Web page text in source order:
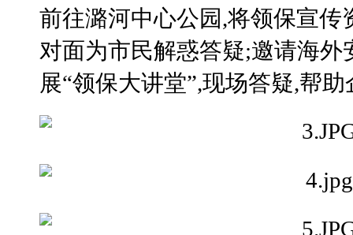
前往潞河中心公园,将领保宣传
对面为市民解惑答疑;邀请海
展“领保大讲堂”,现场答疑,帮